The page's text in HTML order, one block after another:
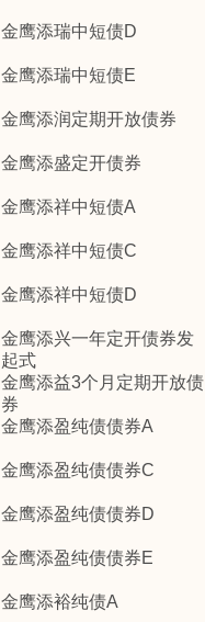
金鹰添瑞中短债D
金鹰添瑞中短债E
金鹰添润定期开放债券
金鹰添盛定开债券
金鹰添祥中短债A
金鹰添祥中短债C
金鹰添祥中短债D
金鹰添兴一年定开债券发
起式
金鹰添益3个月定期开放债
券
金鹰添盈纯债债券A
金鹰添盈纯债债券C
金鹰添盈纯债债券D
金鹰添盈纯债债券E
金鹰添裕纯债A